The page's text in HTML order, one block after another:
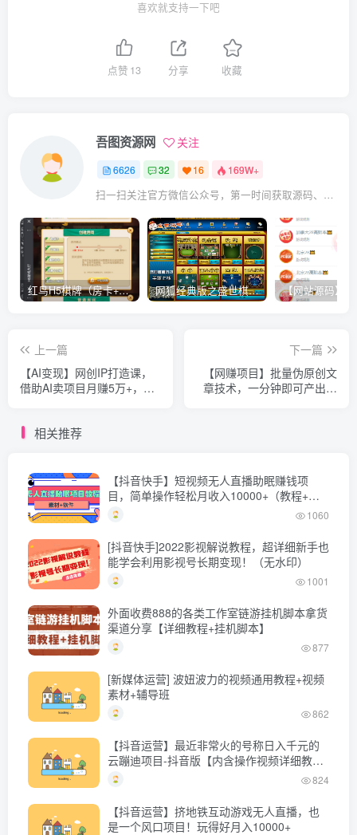
喜欢就支持一下吧
点赞 13 分享 收藏
吾图资源网 关注
6626 32 16 169W+
扫一扫关注官方微信公众号，第一时间获取源码、网赚项目资源教程，自媒体等知识干货，让互联网创业赚钱更简单。
红鸟H5棋牌（房卡+金币）全套双模式游戏源码 网狐经典版之盛世棋牌完整游戏源码（包含文档、架设教程、网站、源代码等）
上一篇
【AI变现】网创IP打造课，
借助AI卖项目月赚5万+，含
下一篇
【网赚项目】批量伪原创文
章技术，一分钟即可产出一
相关推荐
【抖音快手】短视频无人直播助眠赚钱项
目，简单操作轻松月收入10000+（教程+素
材+软件）
1060
[抖音快手]2022影视解说教程，超详细新手也
能学会利用影视号长期变现！（无水印）
1001
外面收费888的各类工作室链游挂机脚本拿货
渠道分享【详细教程+挂机脚本】
877
[新媒体运营] 波妞波力的视频通用教程+视频
素材+辅导班
862
【抖音运营】最近非常火的号称日入千元的
云蹦迪项目-抖音版【内含操作视频详细教
程】
824
【抖音运营】挤地铁互动游戏无人直播，也
是一个风口项目！玩得好月入10000+